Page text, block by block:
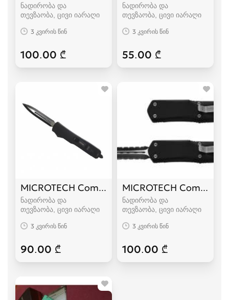
ნადირობა და
თევზაობა, ცივი იარაღი
3 კვირის წინ
100.00 ₾
ნადირობა და
თევზაობა, ცივი იარაღი
3 კვირის წინ
55.00 ₾
MICROTECH Combat Troodon
ნადირობა და
თევზაობა, ცივი იარაღი
3 კვირის წინ
90.00 ₾
MICROTECH Combat
ნადირობა და
თევზაობა, ცივი იარაღი
3 კვირის წინ
100.00 ₾